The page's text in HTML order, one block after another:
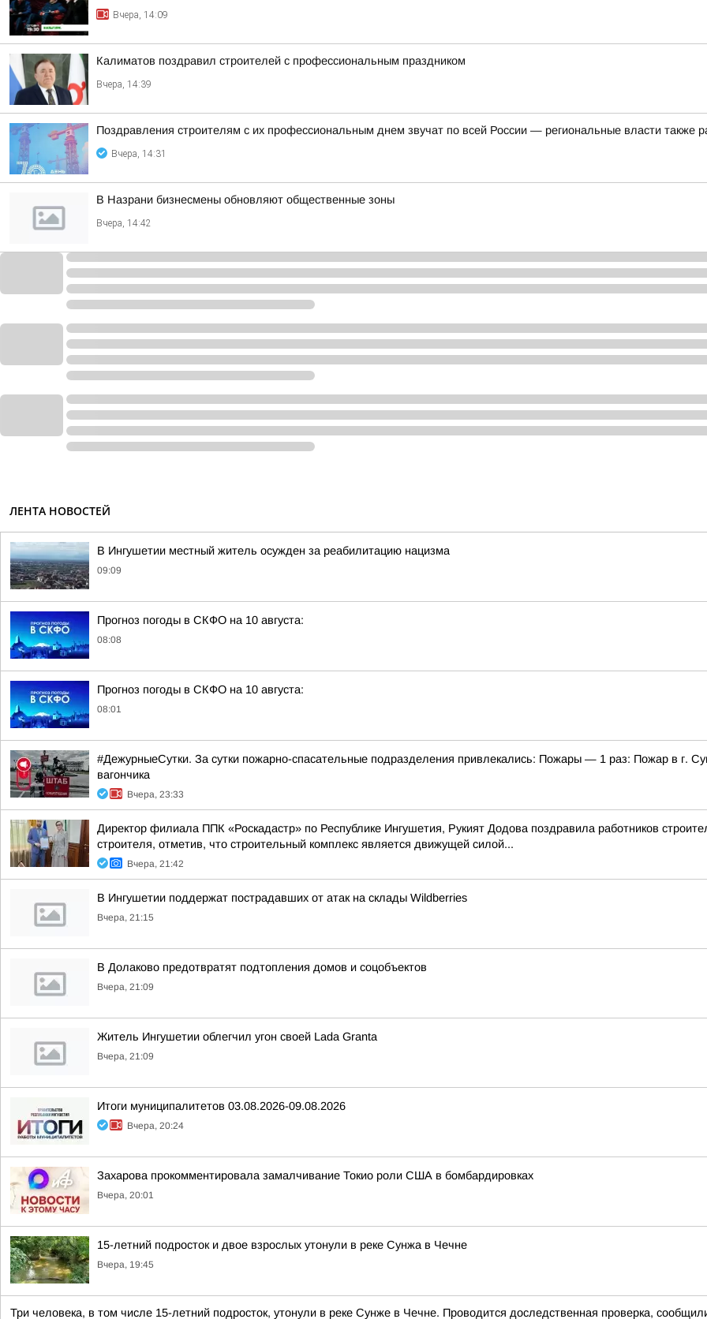
Вчера, 14:09
Калиматов поздравил строителей с профессиональным праздником
Вчера, 14:39
Поздравления строителям с их профессиональным днем звучат по всей России — региональные власти также
Вчера, 14:31
В Назрани бизнесмены обновляют общественные зоны
Вчера, 14:42
ЛЕНТА НОВОСТЕЙ
В Ингушетии местный житель осужден за реабилитацию нацизма
09:09
Прогноз погоды в СКФО на 10 августа:
08:08
Прогноз погоды в СКФО на 10 августа:
08:01
#ДежурныеСутки. За сутки пожарно-спасательные подразделения привлекались: Пожары — 1 раз: Пожар в г.
вагончика
Вчера, 23:33
Директор филиала ППК «Роскадастр» по Республике Ингушетия, Рукият Додова поздравила работников
строителя, отметив, что строительный комплекс является движущей силой...
Вчера, 21:42
В Ингушетии поддержат пострадавших от атак на склады Wildberries
Вчера, 21:15
В Долаково предотвратят подтопления домов и соцобъектов
Вчера, 21:09
Житель Ингушетии облегчил угон своей Lada Granta
Вчера, 21:09
Итоги муниципалитетов 03.08.2026-09.08.2026
Вчера, 20:24
Захарова прокомментировала замалчивание Токио роли США в бомбардировках
Вчера, 20:01
15-летний подросток и двое взрослых утонули в реке Сунжа в Чечне
Вчера, 19:45
Три человека, в том числе 15-летний подросток, утонули в реке Сунже в Чечне. Проводится доследственная проверка,